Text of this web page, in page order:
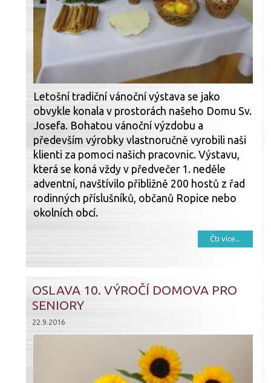
Letošní tradiční vánoční výstava se jako
obvykle konala v prostorách našeho Domu Sv.
Josefa. Bohatou vánoční výzdobu a
především výrobky vlastnoručně vyrobili naši
klienti za pomoci našich pracovnic. Výstavu,
která se koná vždy v předvečer 1. neděle
adventní, navštívilo přibližně 200 hostů z řad
rodinných příslušníků, občanů Ropice nebo
okolních obcí.
Čti více...
OSLAVA 10. VÝROČÍ DOMOVA PRO
SENIORY
22.9.2016